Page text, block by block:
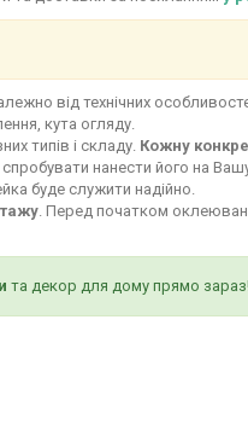
від технічних
кута огляду.
типів і складу. Кожну
нанести його на
буде служити надійно.
. Перед початком
та декор для дому прямо зараз!